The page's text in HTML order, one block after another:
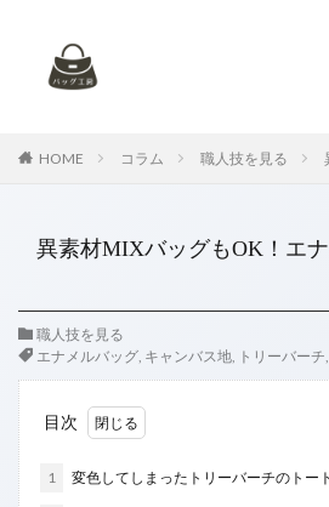
HOME コラム 職人技を見る
異素材MIXバッグもOK！エ
職人技を見る
エナメルバッグ, キャンバス地, トリーバーチ,
目次
1 変色してしまったトリーバーチのトート
タグ
エナメルバッグ
エナメル再加工
ケリー
コーチ コーヒーの
トリーバーチ
ブリーフケース
マトラッセ
ルイヴィトン
レザークリーニング